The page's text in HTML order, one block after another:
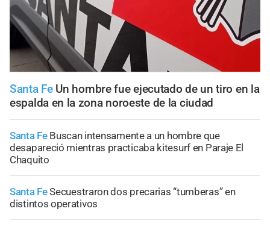
Santa Fe Un hombre fue ejecutado de un tiro en la
espalda en la zona noroeste de la ciudad
Santa Fe Buscan intensamente a un hombre que
desapareció mientras practicaba kitesurf en Paraje El
Chaquito
Santa FeSecuestraron dos precarias “tumberas” en
distintos operativos